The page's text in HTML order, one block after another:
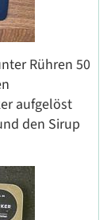
Rühren 50
aufgelöst
den Sirup